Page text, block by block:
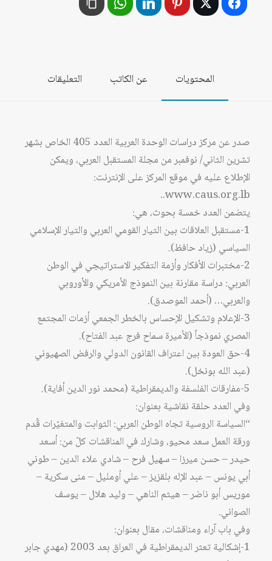
المحتويات عن الكاتب التعليقات
صدر عن مركز دراسات الوحدة العربية العدد 405 الخاص بشهر
تشرين الثاني/ نوفمبر من مجلة المستقبل العربي، ويمكن
الإطلاع عليه في موقع المركز على الإنترنت:
www.caus.org.lb..
يتضمن العدد خمسة بحوث، هي:
1-مستقبل العلاقات بين التيار القومي العربي والتيار الإسلامي
السياسي (زياد حافظ).
2-مختبرات الأفكار وأزمة التفكير الاستراتيجي في الوطن
العربي: دراسة مقارنة بين النموذج الأمريكي والأوروبي
والعربي… (أحمد الموصدق).
3-الإعلام وتشكيل الإحساس بالخطر الجمعي أزمات المجتمع
المصري نموذجاً (الأميرة سماح فرج عبد الفتاح).
4-حق العودة بين اعتراف القانون الدولي والرفض الصهيوني
(عبد الله بونخل).
5-مفارقات الفلسفة والديمقراطية (محمد نور الدين أفاية).
وفي العدد حلقة نقاشية بعنوان:
“السياسة الروسية تجاه الوطن العربي: الثوابت والمتغيّرات قّدم
ورقة العمل سعد محيو، وشارك في المناقشات كلّ من: أسعد
حيدر – حسن ميرزا – سهيل فرح – شادي علاء الدين – طوني
أبي يونس – عبد الإله بلقزيز – علي أومليل – منى سكرية –
موريس أبو ناضر – هيثم الناهي – وليد هلال – يوسف
الصواني.
وفي باب آراء ومناقشات، مقال بعنوان:
1-إشكالية تعثر الديمقراطية في العراق بعد 2003 (مهدي جابر